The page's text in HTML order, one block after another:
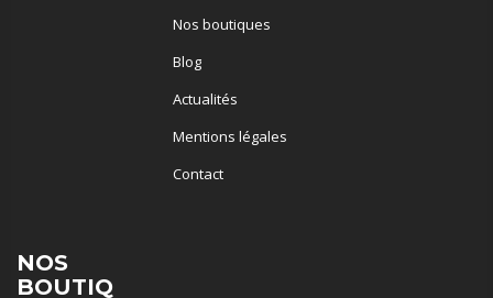
Nos boutiques
Blog
Actualités
Mentions légales
Contact
NOS
BOUTIQ